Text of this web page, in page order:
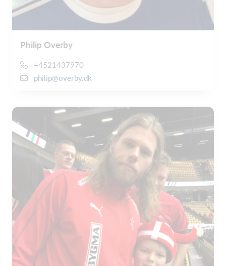
Philip Overby
+4521437970
philip@overby.dk